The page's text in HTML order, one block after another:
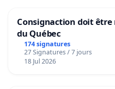
Consignaction doit
du Québec
174 signatures
27 Signatures / 7 jours
18 Jul 2026